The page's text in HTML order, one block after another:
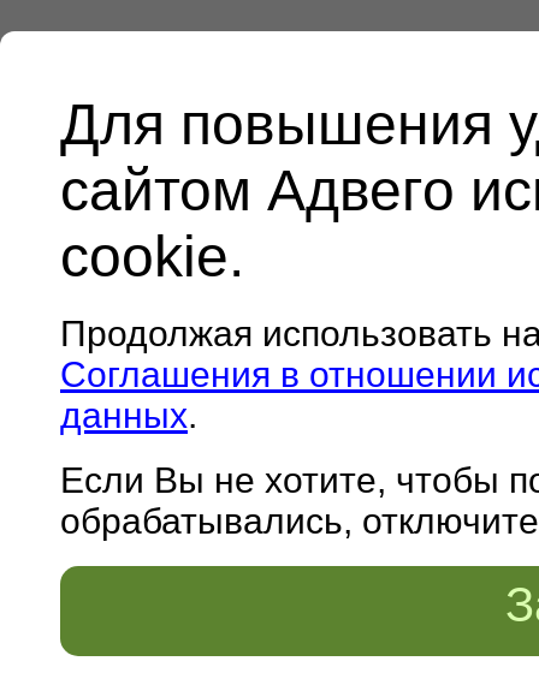
Для повышения
сайтом Адвего
cookie.
Продолжая использовать
Соглашения в отношении
данных.
Если Вы не хотите, чтобы
обрабатывались,